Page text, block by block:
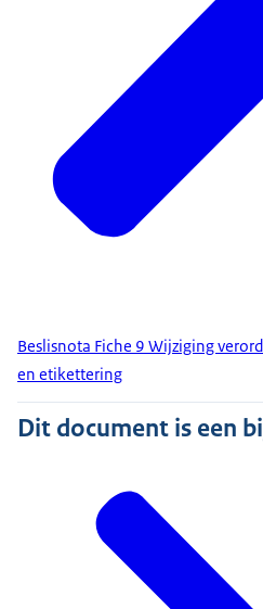
Beslisnota Fiche 9 Wijziging
en etikettering
Dit document is een